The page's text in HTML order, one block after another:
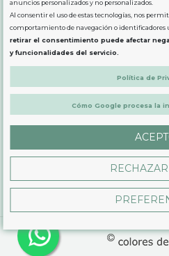
SOBRE NOSOTROS
LEGAL
PRODUCTOS
CONTÁCTANOS
anuncios personalizados y no personalizados.
Al consentir el uso de estas tecnologías, nos
comportamiento de navegación o identificadores
retirar el consentimiento puede afectar
y funcionalidades del servicio.
Política de
Cómo Google procesa la